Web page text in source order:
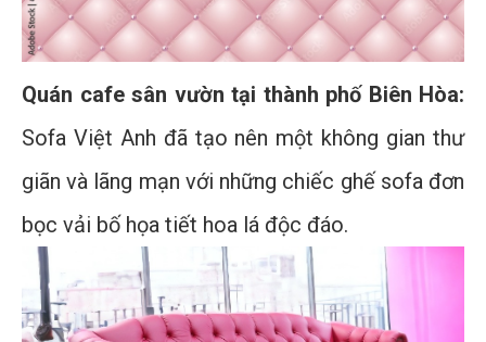
Quán cafe sân vườn tại thành phố Biên Hòa:
Sofa Việt Anh đã tạo nên một không gian thư
giãn và lãng mạn với những chiếc ghế sofa đơn
bọc vải bố họa tiết hoa lá độc đáo.